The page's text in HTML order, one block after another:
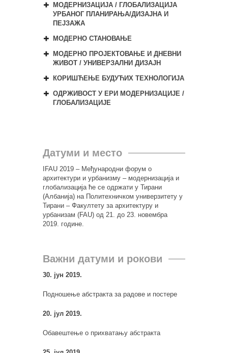
МОДЕРНИЗАЦИЈА / ГЛОБАЛИЗАЦИЈА
УРБАНОГ ПЛАНИРАЊА/ДИЗАЈНА И
ПЕЈЗАЖА
МОДЕРНО СТАНОВАЊЕ
МОДЕРНО ПРОЈЕКТОВАЊЕ И ДНЕВНИ
ЖИВОТ / УНИВЕРЗАЛНИ ДИЗАЈН
КОРИШЋЕЊЕ БУДУЋИХ ТЕХНОЛОГИЈА
ОДРЖИВОСТ У ЕРИ МОДЕРНИЗАЦИЈЕ /
ГЛОБАЛИЗАЦИЈЕ
Датуми и место
IFAU 2019 – Међународни форум о
архитектури и урбанизму – модернизација и
глобализација ће се одржати у Тирани
(Албанија) на Политехничком универзитету у
Тирани – Факултету за архитектуру и
урбанизам (FAU) од 21. до 23. новембра
2019. године.
Важни датуми и рокови
30. јун 2019.
Подношење абстракта за радове и постере
20. јул 2019.
Обавештење о прихватању абстракта